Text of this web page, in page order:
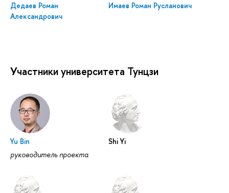
Дедаев Роман
Александрович
Имаев Роман Русланович
Участники университета Тунцзи
Yu Bin
руководитель проекта
Shi Yi